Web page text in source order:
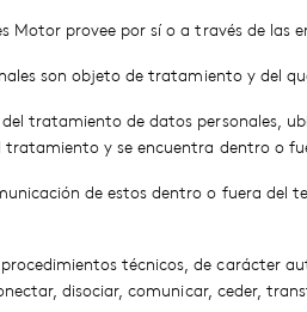
Motor provee por sí o a través de
son objeto de tratamiento y del
tratamiento de datos personales,
tratamiento y se encuentra dentro o
de estos dentro o fuera del
técnicos, de carácter
disociar, comunicar, ceder,